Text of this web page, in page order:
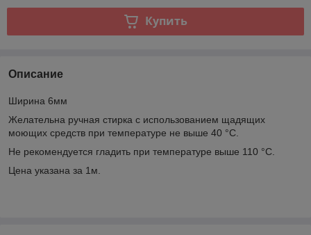
Купить
Описание
Ширина 6мм
Желательна ручная стирка с использованием щадящих
моющих средств при температуре не выше 40 °C.
Не рекомендуется гладить при температуре выше 110 °C.
Цена указана за 1м.